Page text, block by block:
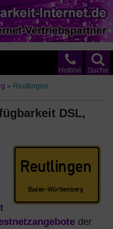
Suche
Hotline
» Reutlingen
DSL,
der